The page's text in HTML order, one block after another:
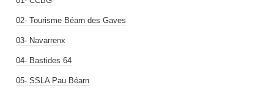
02- Tourisme Béarn des Gaves
03- Navarrenx
04- Bastides 64
05- SSLA Pau Béarn